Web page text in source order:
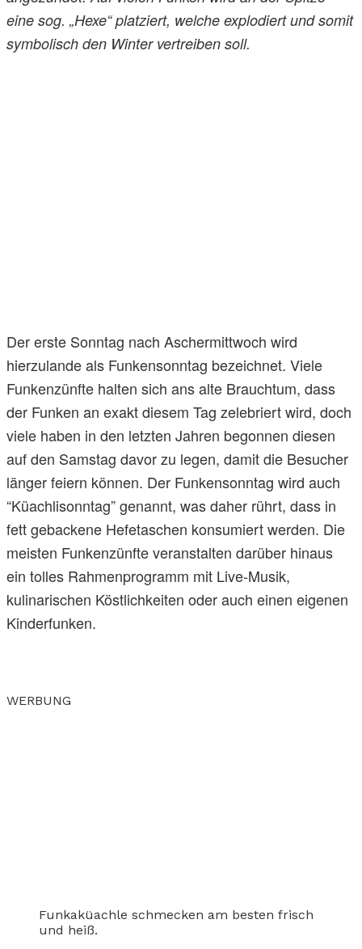
eine sog. „Hexe“ platziert, welche explodiert und somit
symbolisch den Winter vertreiben soll.
Der erste Sonntag nach Aschermittwoch wird
hierzulande als Funkensonntag bezeichnet. Viele
Funkenzünfte halten sich ans alte Brauchtum, dass
der Funken an exakt diesem Tag zelebriert wird, doch
viele haben in den letzten Jahren begonnen diesen
auf den Samstag davor zu legen, damit die Besucher
länger feiern können. Der Funkensonntag wird auch
“Küachlisonntag” genannt, was daher rührt, dass in
fett gebackene Hefetaschen konsumiert werden. Die
meisten Funkenzünfte veranstalten darüber hinaus
ein tolles Rahmenprogramm mit Live-Musik,
kulinarischen Köstlichkeiten oder auch einen eigenen
Kinderfunken.
WERBUNG
Funkaküachle schmecken am besten frisch
und heiß.